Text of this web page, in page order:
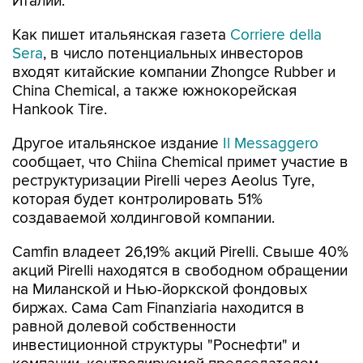
Как пишет итальянская газета Corriere della
Sera, в число потенциальных инвесторов
входят китайские компании Zhongce Rubber и
China Chemical, а также южнокорейская
Hankook Tire.
Другое итальянское издание Il Messaggero
сообщает, что Chiina Chemical примет участие в
реструктуризации Pirelli через Aeolus Tyre,
которая будет контролировать 51%
создаваемой холдинговой компании.
Camfin владеет 26,19% акций Pirelli. Свыше 40%
акций Pirelli находятся в свободном обращении
на Миланской и Нью-йоркской фондовых
биржах. Сама Cam Finanziaria находится в
равной долевой собственности
инвестиционной структуры "Роснефти" и